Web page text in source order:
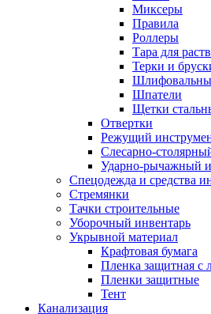
Миксеры
Правила
Роллеры
Тара для
Терки и
Шпатели
Щетки
Отвертки
Режущий
Слесарно-
Ударно-рычажный
Спецодежда и средства
Стремянки
Тачки строительные
Уборочный инвентарь
Укрывной материал
Крафтовая бумага
Пленка защитная с
Пленки защитные
Тент
Канализация